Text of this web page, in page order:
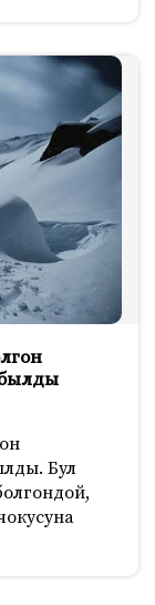
Бул